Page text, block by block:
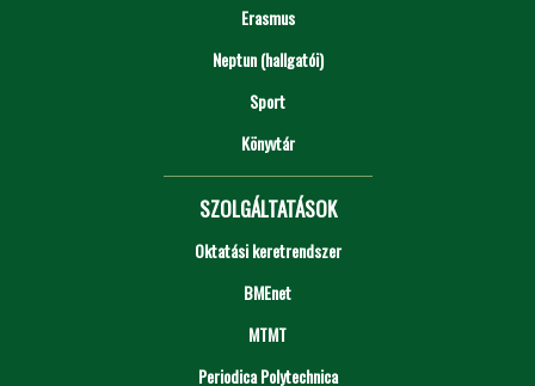
Erasmus
Neptun (hallgatói)
Sport
Könyvtár
SZOLGÁLTATÁSOK
Oktatási keretrendszer
BMEnet
MTMT
Periodica Polytechnica